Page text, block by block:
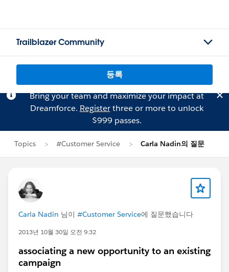
Trailblazer Community
등록
Bring your team and maximize your impact at
Dreamforce. Registerthree or more to unlock
$999 passes.
Topics #Customer Service Carla Nadin의 질문
Carla Nadin 님이 #Customer Service에 질문했습니다
2013년 10월 30일 오전 9:32
associating a new opportunity to an existing
campaign